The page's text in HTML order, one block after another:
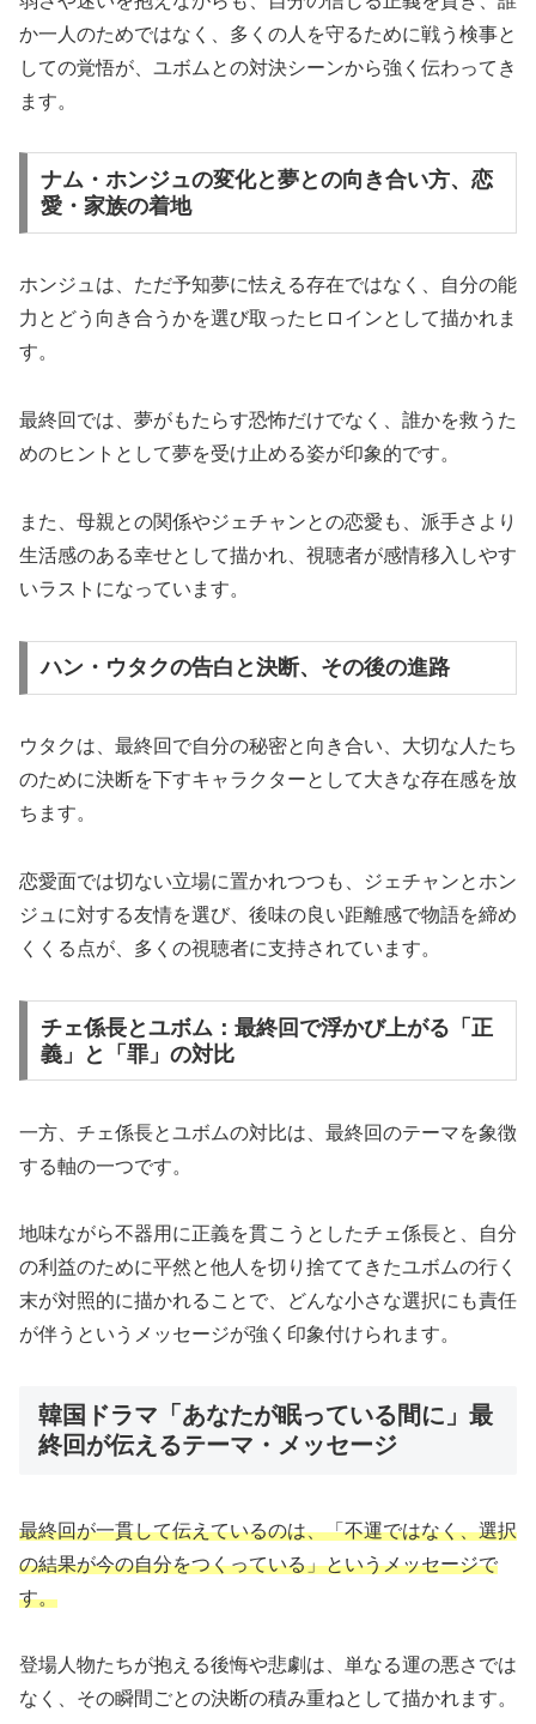
か一人のためではなく、多くの人を守るために戦う検事と
しての覚悟が、ユボムとの対決シーンから強く伝わってき
ます。
ナム・ホンジュの変化と夢との向き合い方、恋
愛・家族の着地
ホンジュは、ただ予知夢に怯える存在ではなく、自分の能
力とどう向き合うかを選び取ったヒロインとして描かれま
す。
最終回では、夢がもたらす恐怖だけでなく、誰かを救うた
めのヒントとして夢を受け止める姿が印象的です。
また、母親との関係やジェチャンとの恋愛も、派手さより
生活感のある幸せとして描かれ、視聴者が感情移入しやす
いラストになっています。
ハン・ウタクの告白と決断、その後の進路
ウタクは、最終回で自分の秘密と向き合い、大切な人たち
のために決断を下すキャラクターとして大きな存在感を放
ちます。
恋愛面では切ない立場に置かれつつも、ジェチャンとホン
ジュに対する友情を選び、後味の良い距離感で物語を締め
くくる点が、多くの視聴者に支持されています。
チェ係長とユボム：最終回で浮かび上がる「正
義」と「罪」の対比
一方、チェ係長とユボムの対比は、最終回のテーマを象徴
する軸の一つです。
地味ながら不器用に正義を貫こうとしたチェ係長と、自分
の利益のために平然と他人を切り捨ててきたユボムの行く
末が対照的に描かれることで、どんな小さな選択にも責任
が伴うというメッセージが強く印象付けられます。
韓国ドラマ「あなたが眠っている間に」最
終回が伝えるテーマ・メッセージ
最終回が一貫して伝えているのは、「不運ではなく、選択
の結果が今の自分をつくっている」というメッセージで
す。
登場人物たちが抱える後悔や悲劇は、単なる運の悪さでは
なく、その瞬間ごとの決断の積み重ねとして描かれます。